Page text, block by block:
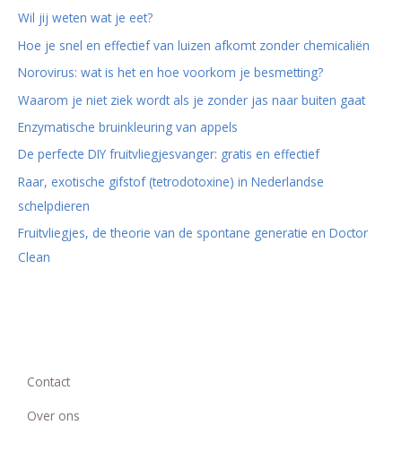
Wil jij weten wat je eet?
Hoe je snel en effectief van luizen afkomt zonder chemicaliën
Norovirus: wat is het en hoe voorkom je besmetting?
Waarom je niet ziek wordt als je zonder jas naar buiten gaat
Enzymatische bruinkleuring van appels
De perfecte DIY fruitvliegjesvanger: gratis en effectief
Raar, exotische gifstof (tetrodotoxine) in Nederlandse
schelpdieren
Fruitvliegjes, de theorie van de spontane generatie en Doctor
Clean
Contact
Over ons